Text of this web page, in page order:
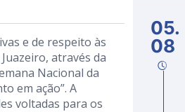
e de respeito às
através da
Nacional da
em ação”. A
voltadas para os
05.
08